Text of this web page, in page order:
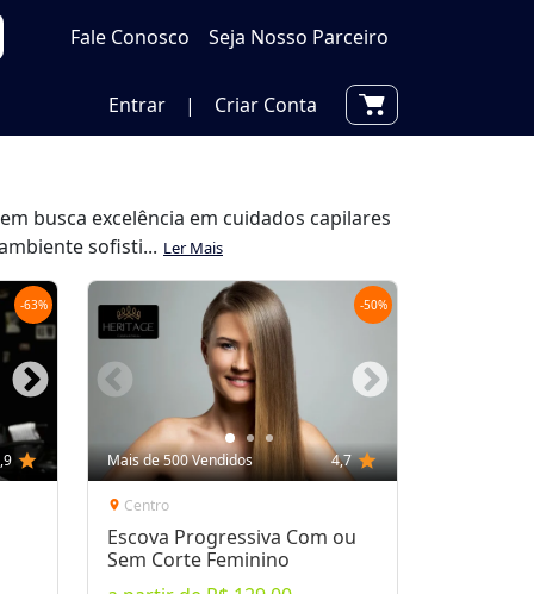
Fale Conosco Seja Nosso Parceiro
Entrar | Criar Conta
busca excelência em cuidados capilares
sofisti... Ler Mais
-63%
star
-50%
Mais de 500 Vendidos 4,7 star
location_on Centro
Escova Progressiva Com ou
Sem Corte Feminino